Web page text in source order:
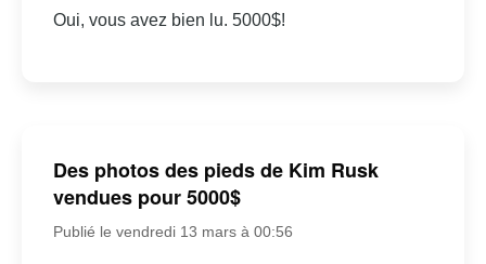
Oui, vous avez bien lu. 5000$!
Des photos des pieds de Kim Rusk
vendues pour 5000$
Publié le vendredi 13 mars à 00:56